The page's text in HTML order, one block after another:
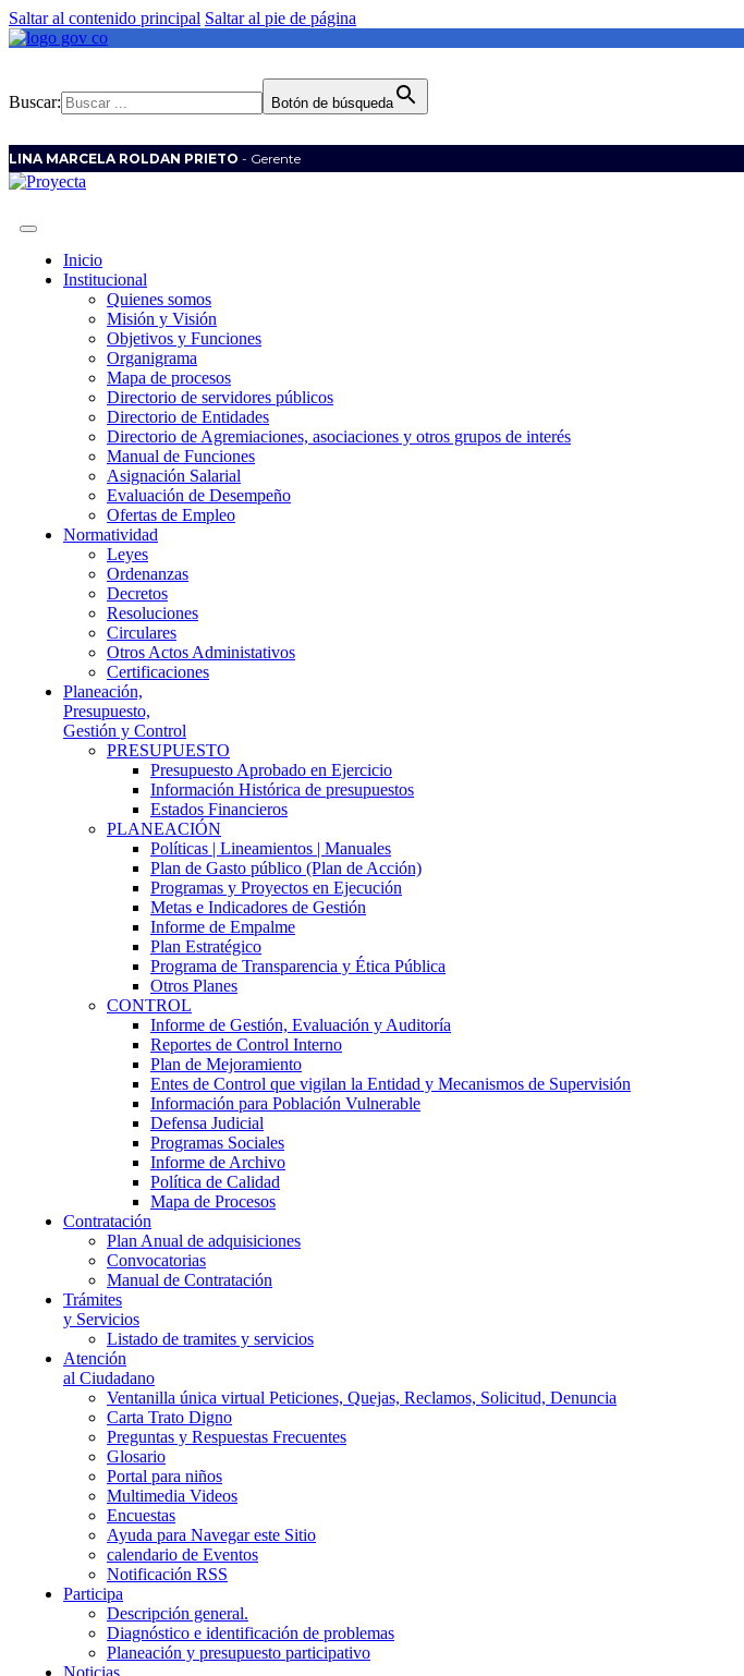
Saltar al contenido principal Saltar al pie de página
Buscar: Botón de búsqueda
LINA MARCELA ROLDAN PRIETO - Gerente
Inicio
Institucional
Quienes somos
Misión y Visión
Objetivos y Funciones
Organigrama
Mapa de procesos
Directorio de servidores públicos
Directorio de Entidades
Directorio de Agremiaciones, asociaciones y otros grupos de interés
Manual de Funciones
Asignación Salarial
Evaluación de Desempeño
Ofertas de Empleo
Normatividad
Leyes
Ordenanzas
Decretos
Resoluciones
Circulares
Otros Actos Administativos
Certificaciones
Planeación,
Presupuesto,
Gestión y Control
PRESUPUESTO
Presupuesto Aprobado en Ejercicio
Información Histórica de presupuestos
Estados Financieros
PLANEACIÓN
Políticas | Lineamientos | Manuales
Plan de Gasto público (Plan de Acción)
Programas y Proyectos en Ejecución
Metas e Indicadores de Gestión
Informe de Empalme
Plan Estratégico
Programa de Transparencia y Ética Pública
Otros Planes
CONTROL
Informe de Gestión, Evaluación y Auditoría
Reportes de Control Interno
Plan de Mejoramiento
Entes de Control que vigilan la Entidad y Mecanismos de Supervisión
Información para Población Vulnerable
Defensa Judicial
Programas Sociales
Informe de Archivo
Política de Calidad
Mapa de Procesos
Contratación
Plan Anual de adquisiciones
Convocatorias
Manual de Contratación
Trámites
y Servicios
Listado de tramites y servicios
Atención
al Ciudadano
Ventanilla única virtual Peticiones, Quejas, Reclamos, Solicitud, Denuncia
Carta Trato Digno
Preguntas y Respuestas Frecuentes
Glosario
Portal para niños
Multimedia Videos
Encuestas
Ayuda para Navegar este Sitio
calendario de Eventos
Notificación RSS
Participa
Descripción general.
Diagnóstico e identificación de problemas
Planeación y presupuesto participativo
Noticias